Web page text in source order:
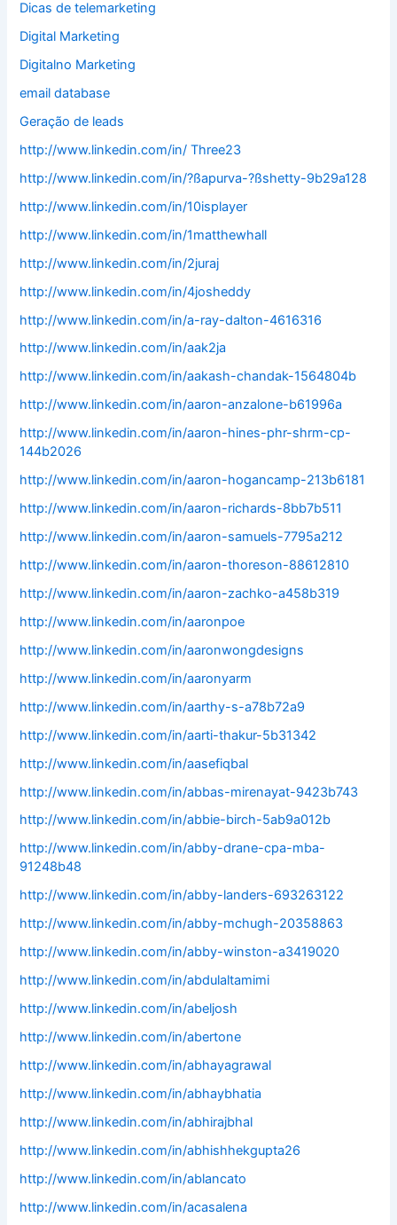
Dicas de telemarketing
Digital Marketing
Digitalno Marketing
email database
Geração de leads
http://www.linkedin.com/in/ Three23
http://www.linkedin.com/in/?ßapurva-?ßshetty-9b29a128
http://www.linkedin.com/in/10isplayer
http://www.linkedin.com/in/1matthewhall
http://www.linkedin.com/in/2juraj
http://www.linkedin.com/in/4josheddy
http://www.linkedin.com/in/a-ray-dalton-4616316
http://www.linkedin.com/in/aak2ja
http://www.linkedin.com/in/aakash-chandak-1564804b
http://www.linkedin.com/in/aaron-anzalone-b61996a
http://www.linkedin.com/in/aaron-hines-phr-shrm-cp-
144b2026
http://www.linkedin.com/in/aaron-hogancamp-213b6181
http://www.linkedin.com/in/aaron-richards-8bb7b511
http://www.linkedin.com/in/aaron-samuels-7795a212
http://www.linkedin.com/in/aaron-thoreson-88612810
http://www.linkedin.com/in/aaron-zachko-a458b319
http://www.linkedin.com/in/aaronpoe
http://www.linkedin.com/in/aaronwongdesigns
http://www.linkedin.com/in/aaronyarm
http://www.linkedin.com/in/aarthy-s-a78b72a9
http://www.linkedin.com/in/aarti-thakur-5b31342
http://www.linkedin.com/in/aasefiqbal
http://www.linkedin.com/in/abbas-mirenayat-9423b743
http://www.linkedin.com/in/abbie-birch-5ab9a012b
http://www.linkedin.com/in/abby-drane-cpa-mba-
91248b48
http://www.linkedin.com/in/abby-landers-693263122
http://www.linkedin.com/in/abby-mchugh-20358863
http://www.linkedin.com/in/abby-winston-a3419020
http://www.linkedin.com/in/abdulaltamimi
http://www.linkedin.com/in/abeljosh
http://www.linkedin.com/in/abertone
http://www.linkedin.com/in/abhayagrawal
http://www.linkedin.com/in/abhaybhatia
http://www.linkedin.com/in/abhirajbhal
http://www.linkedin.com/in/abhishhekgupta26
http://www.linkedin.com/in/ablancato
http://www.linkedin.com/in/acasalena